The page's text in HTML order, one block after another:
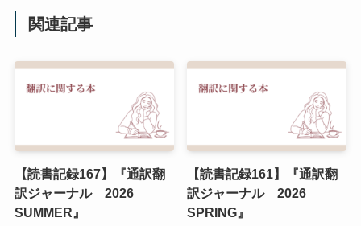
関連記事
【読書記録167】『通訳翻
訳ジャーナル 2026
SUMMER』
【読書記録161】『通訳翻
訳ジャーナル 2026
SPRING』